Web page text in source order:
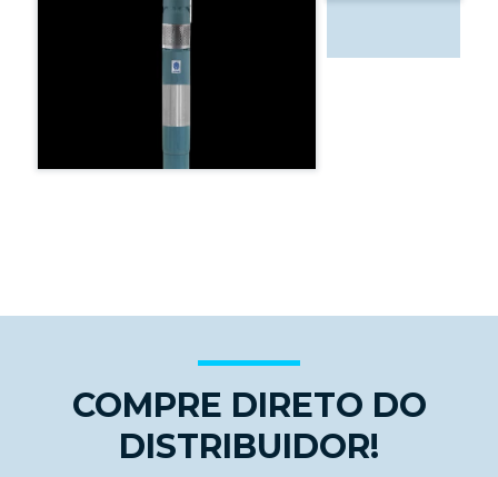
COMPRE DIRETO DO
DISTRIBUIDOR!